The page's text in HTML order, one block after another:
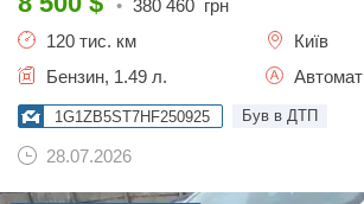
• 380 460 грн
120 тис. км
Київ
Бензин, 1.49 л.
Автомат
1G1ZB5ST7HF250925 Був в ДТП
28.07.2026